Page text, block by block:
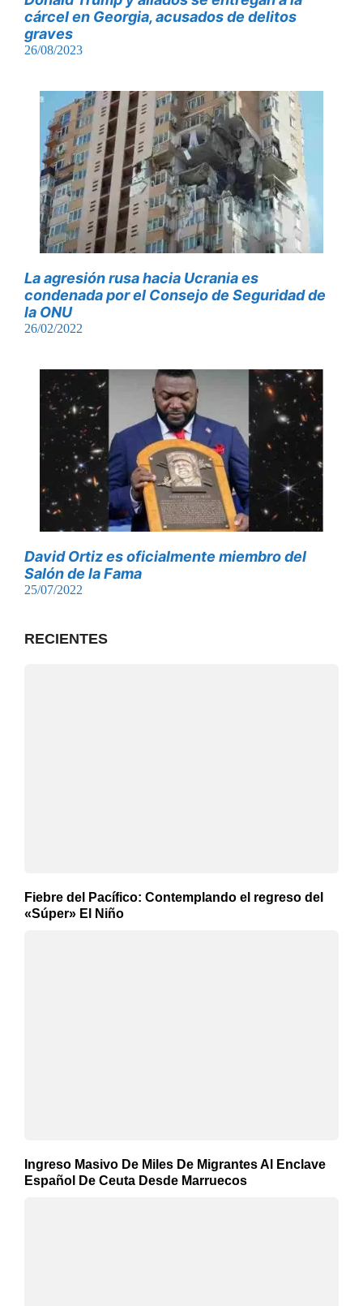
cárcel en Georgia, acusados de delitos
graves
26/08/2023
La agresión rusa hacia Ucrania es
condenada por el Consejo de Seguridad de
la ONU
26/02/2022
David Ortiz es oficialmente miembro del
Salón de la Fama
25/07/2022
RECIENTES
Fiebre del Pacífico: Contemplando el regreso del
«Súper» El Niño
Ingreso Masivo De Miles De Migrantes Al Enclave
Español De Ceuta Desde Marruecos